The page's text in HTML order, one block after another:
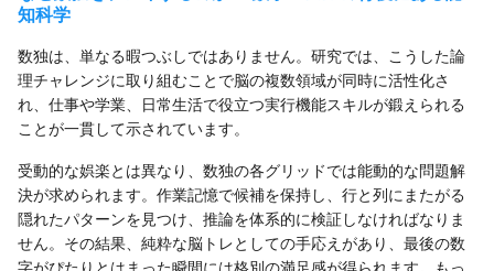
知科学
数独は、単なる暇つぶしではありません。研究では、こうした論
理チャレンジに取り組むことで脳の複数領域が同時に活性化さ
れ、仕事や学業、日常生活で役立つ実行機能スキルが鍛えられる
ことが一貫して示されています。
受動的な娯楽とは異なり、数独の各グリッドでは能動的な問題解
決が求められます。作業記憶で候補を保持し、行と列にまたがる
隠れたパターンを見つけ、推論を体系的に検証しなければなりま
せん。その結果、純粋な脳トレとしての手応えがあり、最後の数